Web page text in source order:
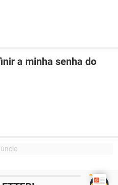
a minha senha do